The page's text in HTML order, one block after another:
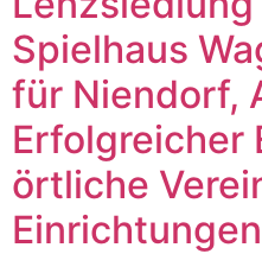
Spielhaus
für Niendorf,
Erfolgreicher
örtliche
Einrichtungen